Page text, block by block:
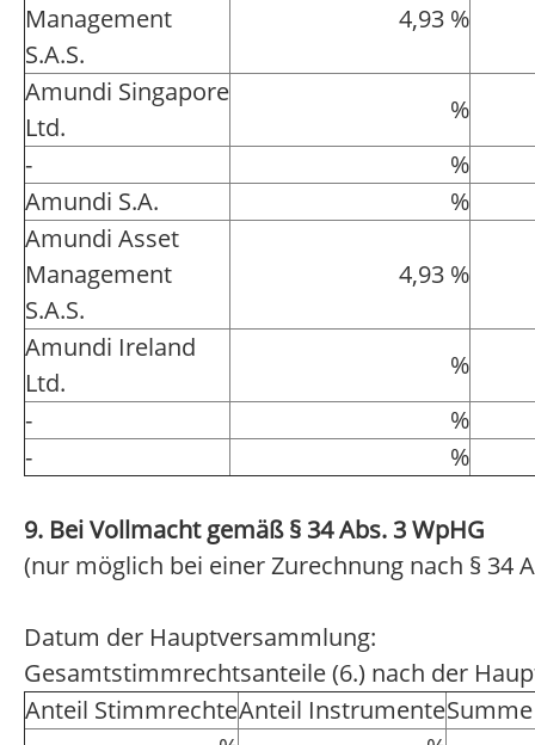
Management
S.A.S.
4,93 %
Amundi Singapore
Ltd.
%
-
%
Amundi S.A.
%
Amundi Asset
Management
S.A.S.
4,93 %
Amundi Ireland
Ltd.
%
-
%
-
%
9. Bei Vollmacht gemäß § 34 Abs. 3 WpHG
(nur möglich bei einer Zurechnung nach § 34
Datum der Hauptversammlung:
Gesamtstimmrechtsanteile (6.) nach der
Anteil StimmrechteAnteil Instrumente